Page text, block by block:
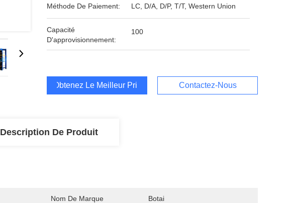
Méthode De Paiement: LC, D/A, D/P, T/T, Western Union
Capacité
D'approvisionnement:
100
Obtenez Le Meilleur Prix Contactez-Nous
Description De Produit
Nom De Marque Botai